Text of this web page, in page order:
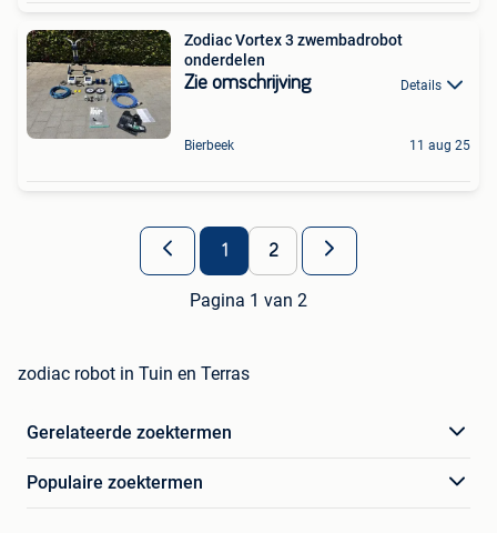
Zodiac Vortex 3 zwembadrobot
onderdelen
Zie omschrijving Details
Bierbeek 11 aug 25
1 2
Pagina 1 van 2
zodiac robot in Tuin en Terras
Gerelateerde zoektermen
Populaire zoektermen